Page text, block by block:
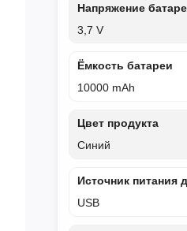
Напряжение
3,7 V
Ёмкость батареи
10000 mAh
Цвет продукта
Синий
Источник питания
USB